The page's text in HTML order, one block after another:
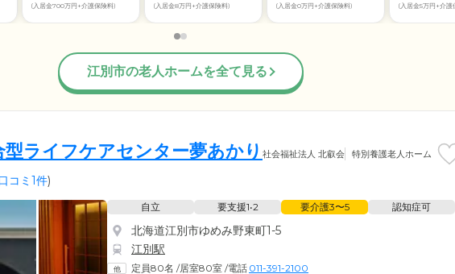
(入居金700万円+介護保険料) (入居金8万円+介護保険料) (入居金0万円+介護保険料) (入居金5万円+介護
江別市の老人ホームを全て見る
型ライフケアセンター夢あかり 社会福祉法人 北叡会 特別養護老人ホーム
コミ1件)
自立 要支援1•2 要介護3〜5 認知症可
北海道江別市ゆめみ野東町1-5
江別駅
定員80名 /居室80室 /電話 011-391-2100